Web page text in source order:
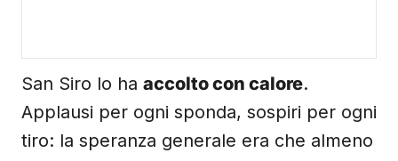
San Siro lo ha accolto con calore.
Applausi per ogni sponda, sospiri per ogni
tiro: la speranza generale era che almeno